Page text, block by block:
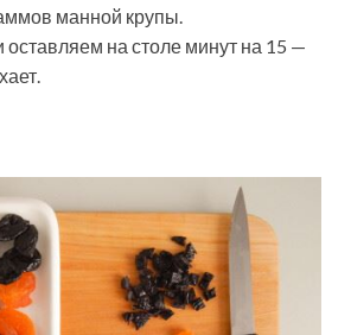
манной крупы.
на столе минут на 15 —